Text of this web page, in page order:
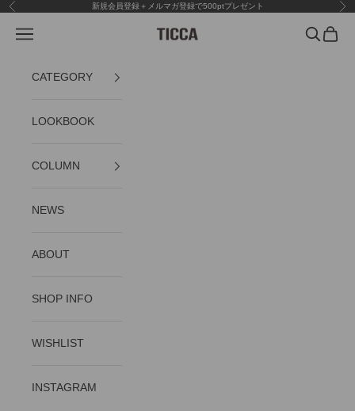
コンテンツへスキップ
前へ 新規会員登録＋メルマガ登録で500ptプレゼント 次
TICCA
メニュー 検索カート
CATEGORY
LOOKBOOK
COLUMN
NEWS
ABOUT
SHOP INFO
WISHLIST
INSTAGRAM